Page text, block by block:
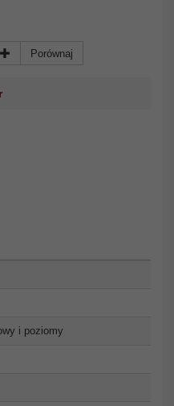
Porównaj
i poziomy